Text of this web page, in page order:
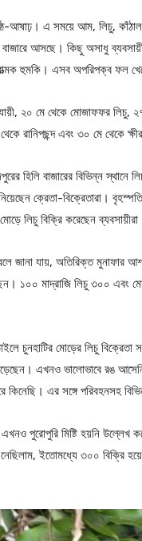
আষাঢ়। এ সময়ে আম, লিচু,
আসছে। কিছু অসাধু
হুমকি। এসব অপরিপক্ব ফল
২০ মে থেকে মোজাফফর লিচু, ২৭
রানিপছন্দ এবং ৩০ মে থেকে
হিলি বাজারের বিভিন্ন
ক্রেতা-বিক্রেতারা।
লিচু বিক্রি করেছেন
জানা যায়, অতিরিক্ত মুনাফার
১০০ মাদ্রাজি লিচু ৩০০
চুনহাটির মোড়ের লিচু বিক্রেতা
এখনও ভালোভাবে রঙ
কিনেছি। এর সঙ্গে পরিবহনসহ
পুরোপুরি মিষ্টি হয়নি উল্লেখ
ইতোমধ্যে ৩০০ বিক্রি হয়ে